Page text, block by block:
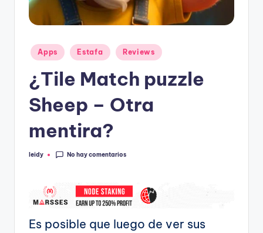
Publicado
en
Apps Estafa Reviews
¿Tile Match puzzle
Sheep – Otra
mentira?
Publicado
leidy No hay comentarios
Es posible que luego de ver sus